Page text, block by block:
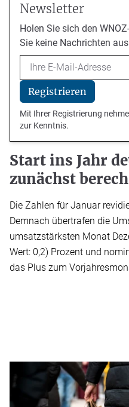
Newsletter
Holen Sie sich den
Sie keine Nachrichten
Email
Registrieren
Mit Ihrer Registrierung
zur Kenntnis.
Start ins Jahr
zunächst
Die Zahlen für Januar
Demnach übertrafen die
umsatzstärksten Monat
Wert: 0,2) Prozent und
das Plus zum